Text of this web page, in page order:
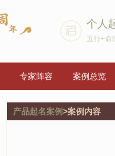
个人
五行+命
专家阵容 案例总览
产品起名案例>案例内容